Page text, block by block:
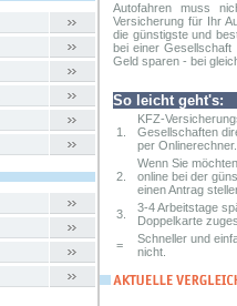
Autofahren muss
Versicherung für Ihr
die günstigste und
bei einer
Geld sparen - bei
So leicht geht's:
1.
KFZ-
Gesellschaften
per Onlinerechner.
2.
Wenn Sie
online bei der
einen Antrag
3.
3-4 Arbeitstage
Doppelkarte
=
Schneller und
nicht.